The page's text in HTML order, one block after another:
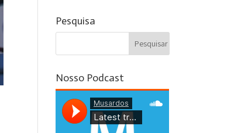
Pesquisa
Nosso Podcast